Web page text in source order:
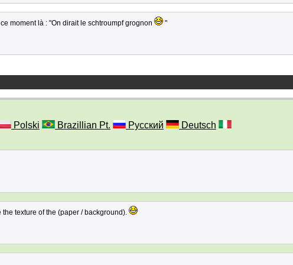
moment là : "On dirait le schtroumpf grognon "
Polski Brazillian Pt. Русский Deutsch
texture of the (paper / background).